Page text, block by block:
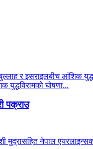
र इसराइलबीच
घोषणा...
पक्राउ
मुद्रासहित नेपाल